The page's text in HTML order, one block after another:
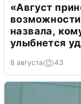
«Август
назвала,
улыбнется
8 августа 43